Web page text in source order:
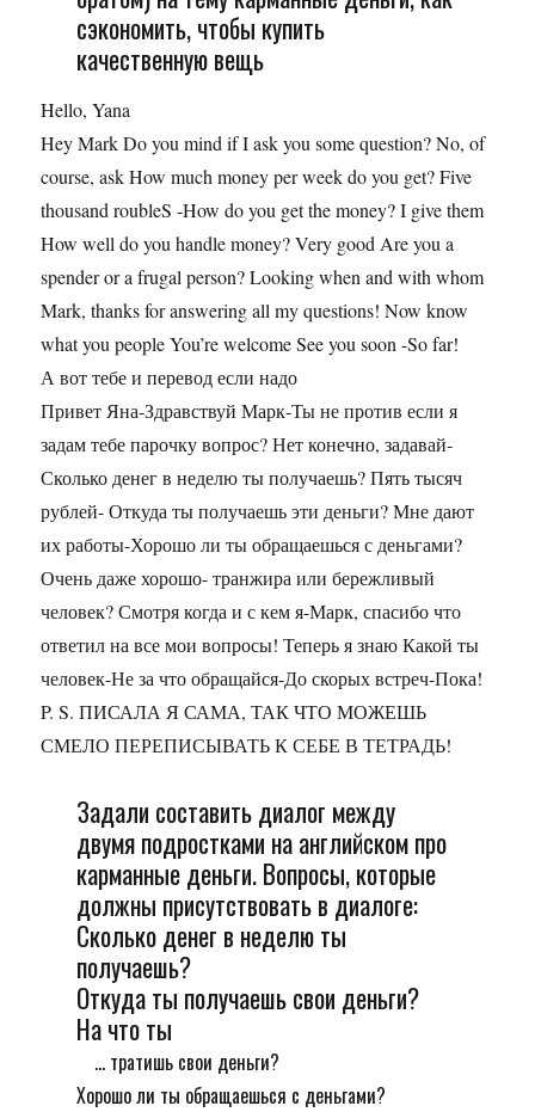
сэкономить, чтобы купить
качественную вещь
Hello, Yana
Hey Mark Do you mind if I ask you some question? No, of
course, ask How much money per week do you get? Five
thousand roubleS -How do you get the money? I give them
How well do you handle money? Very good Are you a
spender or a frugal person? Looking when and with whom
Mark, thanks for answering all my questions! Now know
what you people You’re welcome See you soon -So far!
А вот тебе и перевод если надо
Привет Яна-Здравствуй Марк-Ты не против если я
задам тебе парочку вопрос? Нет конечно, задавай-
Сколько денег в неделю ты получаешь? Пять тысяч
рублей- Откуда ты получаешь эти деньги? Мне дают
их работы-Хорошо ли ты обращаешься с деньгами?
Очень даже хорошо- транжира или бережливый
человек? Смотря когда и с кем я-Марк, спасибо что
ответил на все мои вопросы! Теперь я знаю Какой ты
человек-Не за что обращайся-До скорых встреч-Пока!
P. S. ПИСАЛА Я САМА, ТАК ЧТО МОЖЕШЬ
СМЕЛО ПЕРЕПИСЫВАТЬ К СЕБЕ В ТЕТРАДЬ!
Задали составить диалог между
двумя подростками на английском про
карманные деньги. Вопросы, которые
должны присутствовать в диалоге:
Сколько денег в неделю ты
получаешь?
Откуда ты получаешь свои деньги?
На что ты
... тратишь свои деньги?
Хорошо ли ты обращаешься с деньгами?